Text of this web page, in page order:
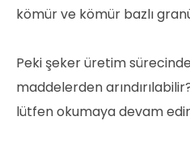
kömür ve kömür bazlı
Peki şeker üretim
maddelerden
lütfen okumaya devam